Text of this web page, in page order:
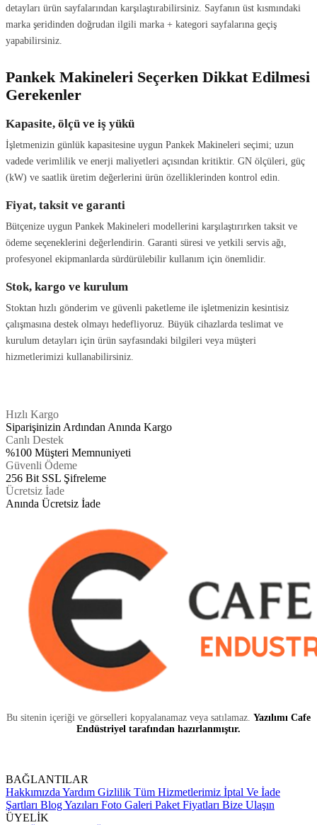
detayları ürün sayfalarından karşılaştırabilirsiniz. Sayfanın üst kısmındaki
marka şeridinden doğrudan ilgili marka + kategori sayfalarına geçiş
yapabilirsiniz.
Pankek Makineleri Seçerken Dikkat Edilmesi
Gerekenler
Kapasite, ölçü ve iş yükü
İşletmenizin günlük kapasitesine uygun Pankek Makineleri seçimi; uzun
vadede verimlilik ve enerji maliyetleri açısından kritiktir. GN ölçüleri, güç
(kW) ve saatlik üretim değerlerini ürün özelliklerinden kontrol edin.
Fiyat, taksit ve garanti
Bütçenize uygun Pankek Makineleri modellerini karşılaştırırken taksit ve
ödeme seçeneklerini değerlendirin. Garanti süresi ve yetkili servis ağı,
profesyonel ekipmanlarda sürdürülebilir kullanım için önemlidir.
Stok, kargo ve kurulum
Stoktan hızlı gönderim ve güvenli paketleme ile işletmenizin kesintisiz
çalışmasına destek olmayı hedefliyoruz. Büyük cihazlarda teslimat ve
kurulum detayları için ürün sayfasındaki bilgileri veya müşteri
hizmetlerimizi kullanabilirsiniz.
Hızlı Kargo
Siparişinizin Ardından Anında Kargo
Canlı Destek
%100 Müşteri Memnuniyeti
Güvenli Ödeme
256 Bit SSL Şifreleme
Ücretsiz İade
Anında Ücretsiz İade
Bu sitenin içeriği ve görselleri kopyalanamaz veya satılamaz. Yazılımı Cafe
Endüstriyel tarafından hazırlanmıştır.
BAĞLANTILAR
Hakkımızda Yardım Gizlilik Tüm Hizmetlerimiz İptal Ve İade
Şartları Blog Yazıları Foto Galeri Paket Fiyatları Bize Ulaşın
ÜYELİK